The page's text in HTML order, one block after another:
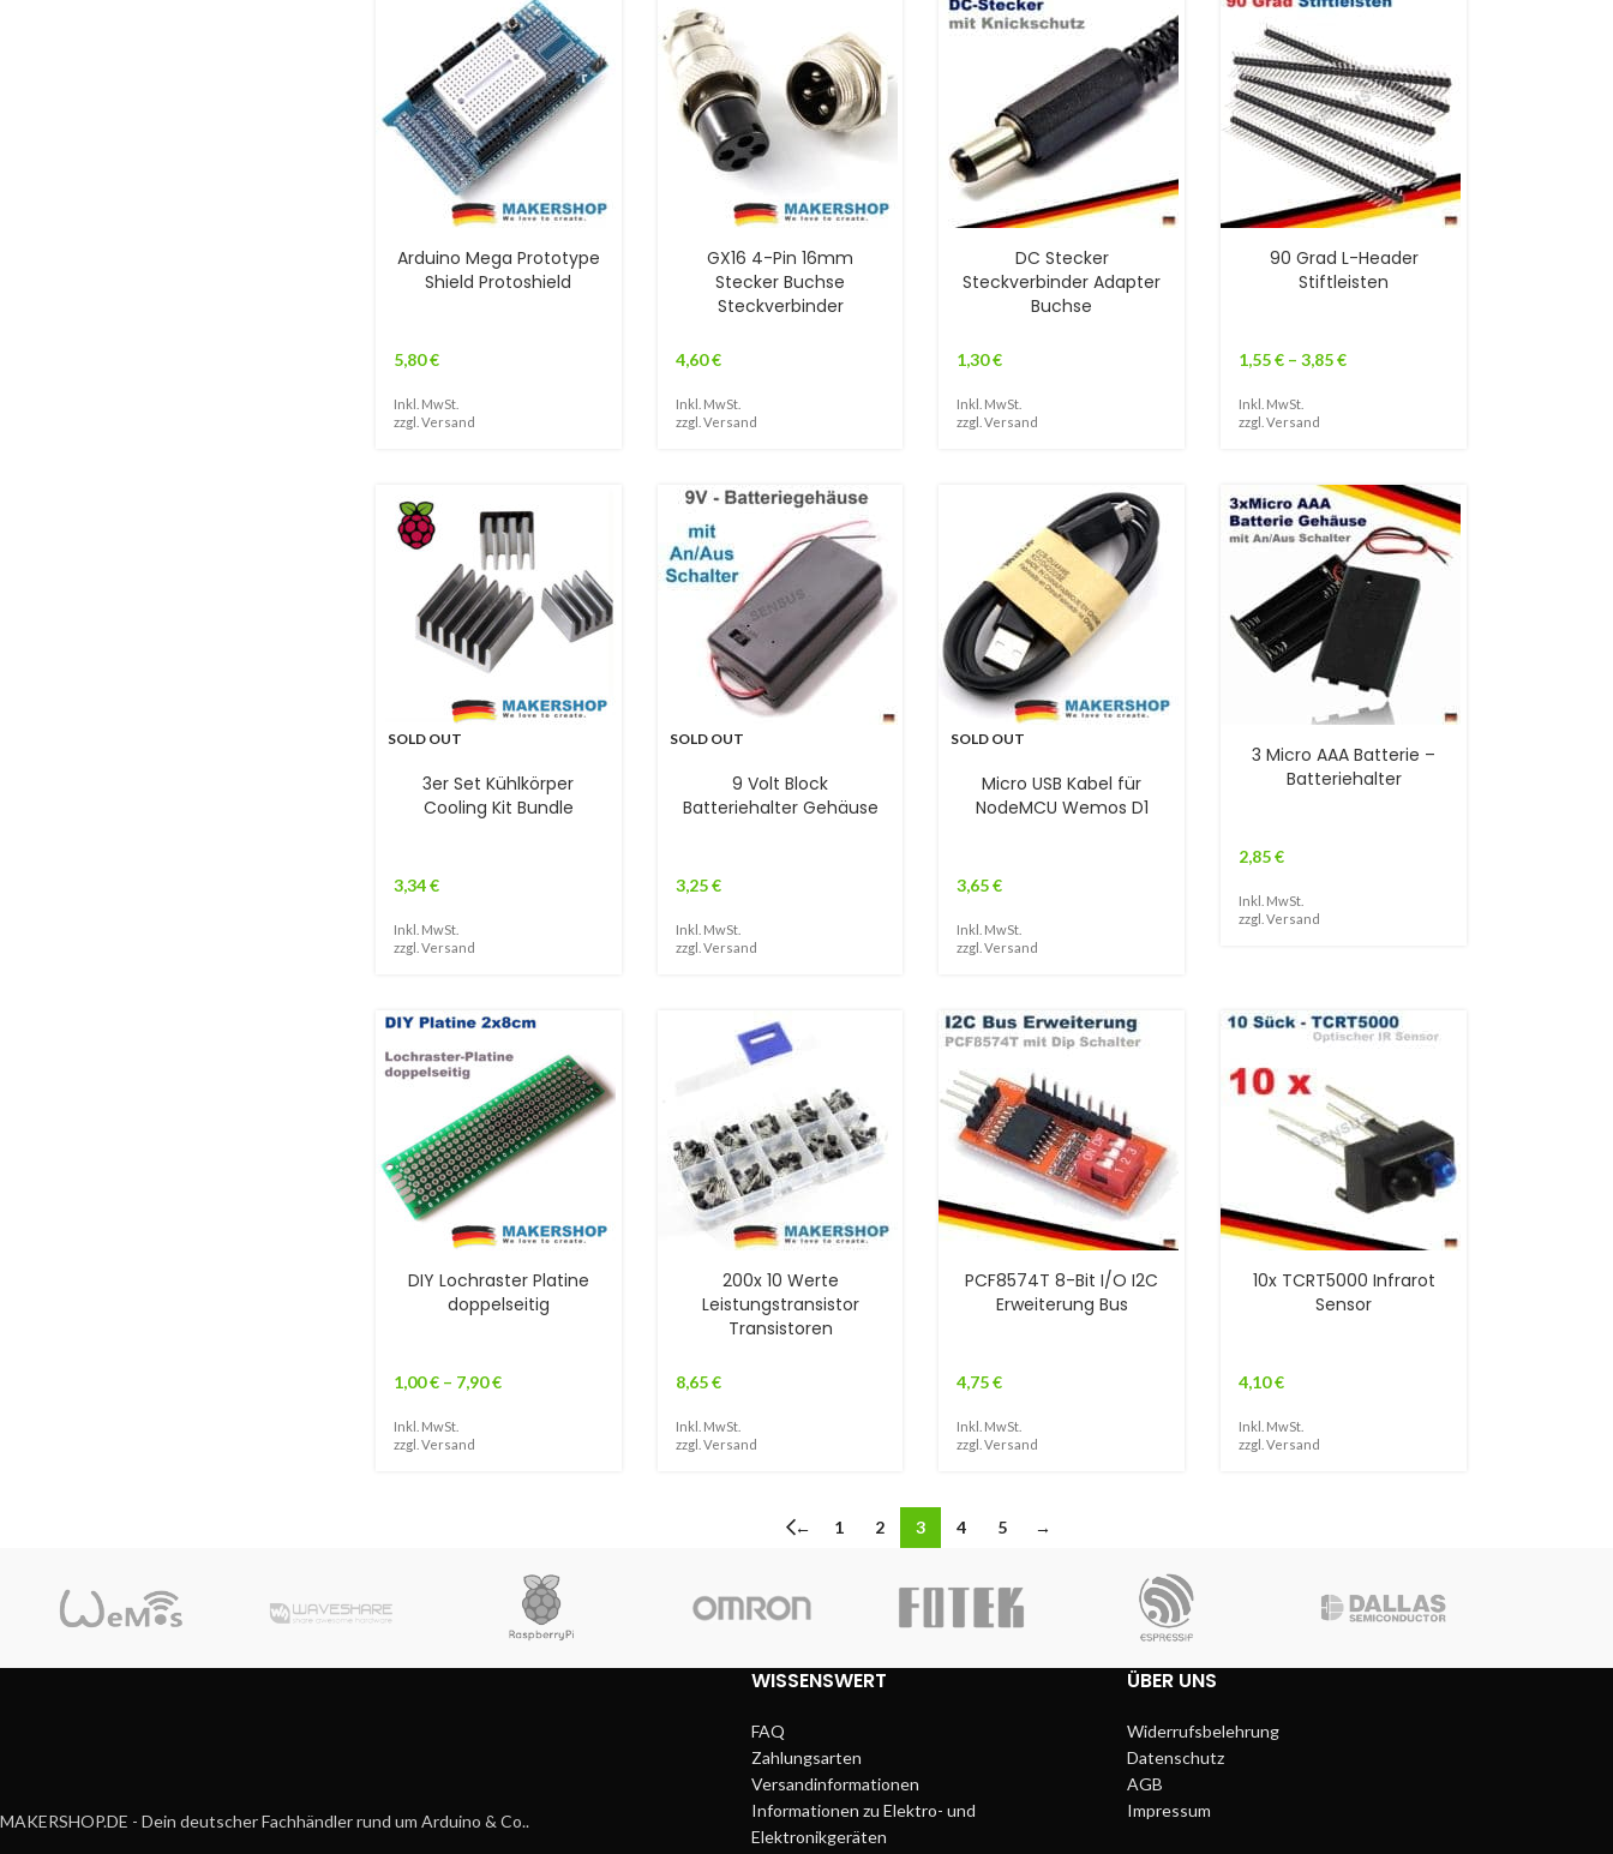
Arduino Mega Prototype
Shield Protoshield
5,80€
Inkl. MwSt.
zzgl. Versand
GX16 4-Pin 16mm
Stecker Buchse
Steckverbinder
4,60€
Inkl. MwSt.
zzgl. Versand
DC Stecker
Steckverbinder Adapter
Buchse
1,30€
Inkl. MwSt.
zzgl.Versand
90 Grad L-Header
Stiftleisten
1,55€ –3,85€
Inkl. MwSt.
zzgl.Versand
SOLD OUT
3er Set Kühlkörper
Cooling Kit Bundle
3,34€
Inkl. MwSt.
zzgl. Versand
SOLD OUT
9 Volt Block
Batteriehalter Gehäuse
3,25€
Inkl. MwSt.
zzgl. Versand
SOLD OUT
Micro USB Kabel für
NodeMCU Wemos D1
3,65€
Inkl. MwSt.
zzgl.Versand
3 Micro AAA Batterie –
Batteriehalter
2,85€
Inkl. MwSt.
zzgl.Versand
DIY Lochraster Platine
doppelseitig
1,00€ – 7,90€
Inkl. MwSt.
zzgl. Versand
200x 10 Werte
Leistungstransistor
Transistoren
8,65€
Inkl. MwSt.
zzgl. Versand
PCF8574T 8-Bit I/O I2C
Erweiterung Bus
4,75€
Inkl. MwSt.
zzgl.Versand
10x TCRT5000 Infrarot
Sensor
4,10€
Inkl. MwSt.
zzgl.Versand
← 1 2 3 4 5 →
MAKERSHOP.DE - Dein deutscher Fachhändler rund um Arduino & Co..
WISSENSWERT
FAQ
Zahlungsarten
Versandinformationen
Informationen zu Elektro- und
Elektronikgeräten
ÜBER UNS
Widerrufsbelehrung
Datenschutz
AGB
Impressum